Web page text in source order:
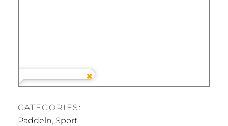
CATEGORIES:
Paddeln, Sport